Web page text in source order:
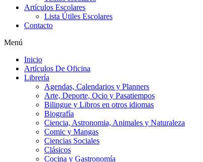
Artículos Escolares
Lista Útiles Escolares
Contacto
Menú
Inicio
Artículos De Oficina
Librería
Agendas, Calendarios y Planners
Arte, Deporte, Ocio y Pasatiempos
Bilingue y Libros en otros idiomas
Biografía
Ciencia, Astronomia, Animales y Naturaleza
Comic y Mangas
Ciencias Sociales
Clásicos
Cocina y Gastronomía